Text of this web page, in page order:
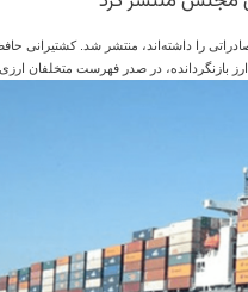
را داشته‌اند، منتشر شد. کشتیرانی حافظ